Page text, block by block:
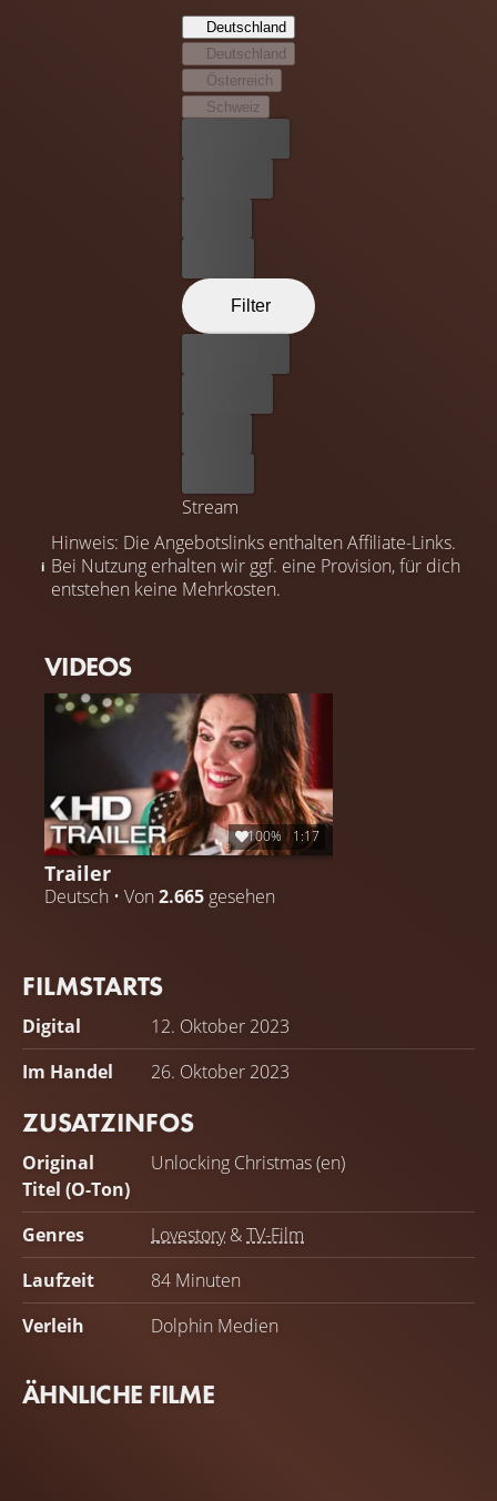
ehemaligen Rettungssanitäter. Wie Kate hat auch er nicht
vor, in Cedar Park zu bleiben. Eines Tages finden die
beiden einen Schlüssel mit einer mysteriösen Notiz, die
sie auf eine "Weihnachtsurlaubssuche" durch die Stadt
schickt. Diese gemeinsame Suche wird die beiden für
Deutschland
Deutschland
Österreich
Schweiz
Filter
Stream
Hinweis: Die Angebotslinks enthalten Affiliate-Links.
Bei Nutzung erhalten wir ggf. eine Provision, für dich
entstehen keine Mehrkosten.
VIDEOS
100% 1:17
Trailer
Deutsch • Von 2.665 gesehen
FILMSTARTS
Digital
12. Oktober 2023
Im Handel
26. Oktober 2023
ZUSATZINFOS
Original
Titel (O-Ton)
Unlocking Christmas (en)
Genres Lovestory&TV-Film
Laufzeit
84 Minuten
Verleih
Dolphin Medien
ÄHNLICHE FILME